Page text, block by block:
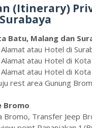
(Itinerary)
Batu, Malang dan
atau Hotel di
atau Hotel di
atau Hotel di
rest area Gunung
Bromo
Transfer Jeep